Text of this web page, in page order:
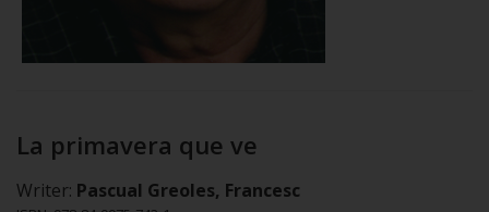
La primavera que ve
Writer: Pascual Greoles, Francesc